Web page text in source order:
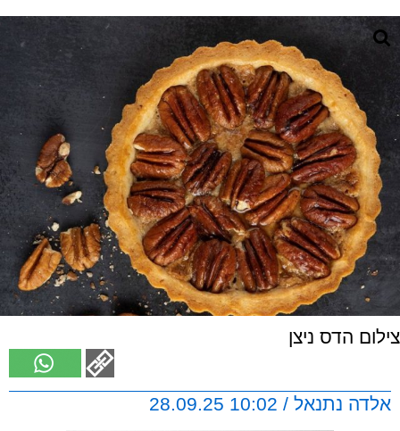
צילום הדס ניצן
אלדה נתנאל / 10:02 28.09.25